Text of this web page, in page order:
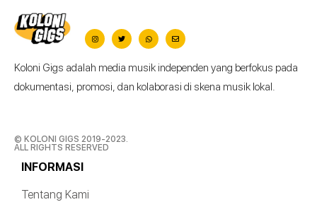
Koloni Gigs adalah media musik independen yang berfokus pada
dokumentasi, promosi, dan kolaborasi di skena musik lokal.
© KOLONI GIGS 2019-2023.
ALL RIGHTS RESERVED
INFORMASI
Tentang Kami